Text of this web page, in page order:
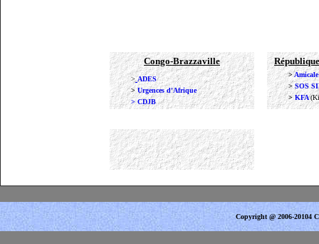
Congo-Brazzaville
> ADES
>Urgences d'Afrique
> CDJB
>
>SOS
> KFA
Copyright @ 2006-20104